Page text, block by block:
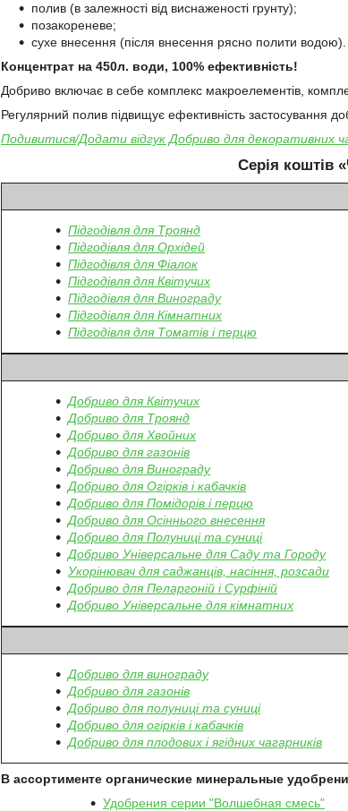
полив (в залежності від виснаженості грунту);
позакореневе;
сухе внесення (після внесення рясно полити водою).
Концентрат на 450л. води, 100% ефективність!
Добриво включає в себе комплекс макроелементів,
Регулярний полив підвищує ефективність застосування
Подивитися/Додати відгук Добриво для декоративних
Серія коштів
Підгодівля для Троянд
Підгодівля для Орхідей
Підгодівля для Фіалок
Підгодівля для Квітучих
Підгодівля для Винограду
Підгодівля для Кімнатних
Підгодівля для Томатів і перцю
Добриво для Квітучих
Добриво для Троянд
Добриво для Хвойних
Добриво для газонів
Добриво для Винограду
Добриво для Огірків і кабачків
Добриво для Помідорів і перцю
Добриво для Осіннього внесення
Добриво для Полуниці та суниці
Добриво Універсальне для Саду та Городу
Укорінювач для саджанців, насіння, розсади
Добриво для Пеларгоній і Сурфіній
Добриво Універсальне для кімнатних
Добриво для винограду
Добриво для газонів
Добриво для полуниці та суниці
Добриво для огірків і кабачків
Добриво для плодових і ягідних чагарників
В ассортименте органические минеральные
Удобрения серии "Волшебная смесь"